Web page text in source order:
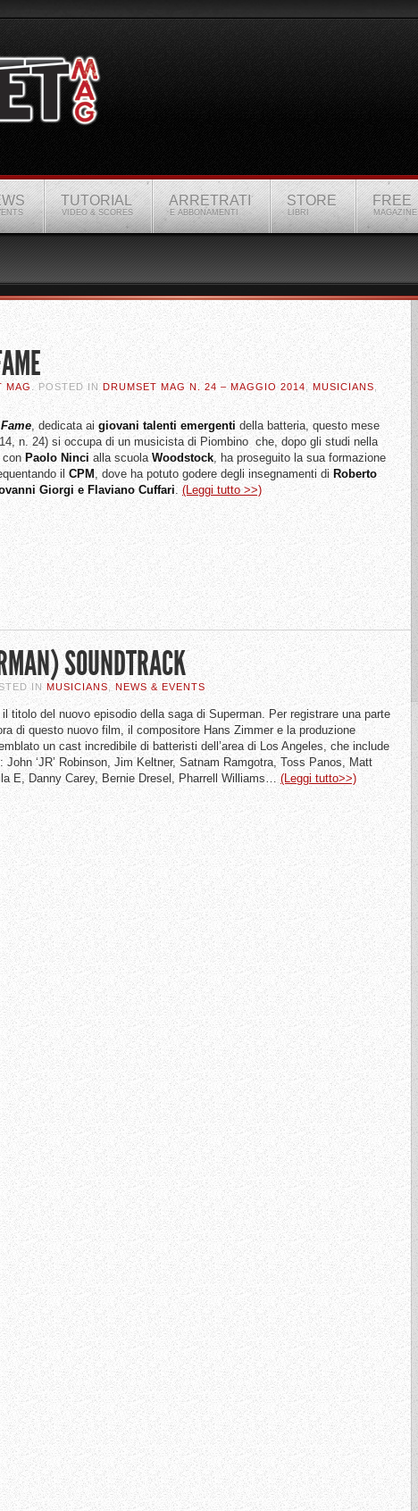
TUTORIAL
VIDEO & SCORES
ARRETRATI
E ABBONAMENTI
STORE
LIBRI
FREE
MAGAZINE
MAG . POSTED INDRUMSET MAG N. 24 – MAGGIO 2014 MUSICIANS
, dedicata aigiovani talenti emergenti della batteria, questo mese
n. 24) si occupa di un musicista di Piombino che, dopo gli studi nella
conPaolo Ninci alla scuolaWoodstock, ha proseguito la sua formazione
ilCPM, dove ha potuto godere degli insegnamenti di Roberto
Giorgi e Flaviano Cuffari. (Leggi tutto >>)
SOUNDTRACK
IN MUSICIANS NEWS & EVENTS
titolo del nuovo episodio della saga di Superman. Per registrare una parte
di questo nuovo film, il compositore Hans Zimmer e la produzione
un cast incredibile di batteristi dell’area di Los Angeles, che include
John ‘JR’ Robinson, Jim Keltner, Satnam Ramgotra, Toss Panos, Matt
E, Danny Carey, Bernie Dresel, Pharrell Williams… (Leggi tutto>>)